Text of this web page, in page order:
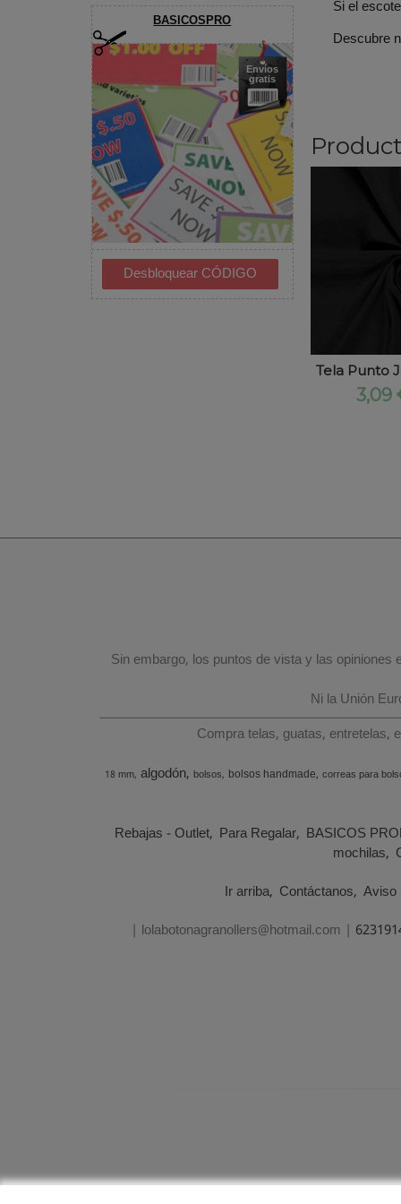
BASICOSPRO
Envíos
gratis
Si el
Descubre
Tela Punto
Sin embargo, los puntos de vista y las
Ni la Unión
Compra telas, guatas, entretelas,
18 mm algodón bolsos bolsos handmade correas para
Rebajas - Outlet Para Regalar BASICOS
mochilas
Ir arriba Contáctanos Aviso
| lolabotonagranollers@hotmail.com |